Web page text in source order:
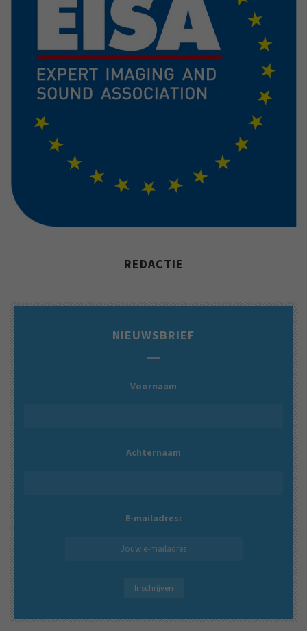
REDACTIE
NIEUWSBRIEF
Voornaam
Achternaam
E-mailadres: